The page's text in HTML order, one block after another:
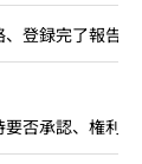
、登録完了報告
要否承認、権利